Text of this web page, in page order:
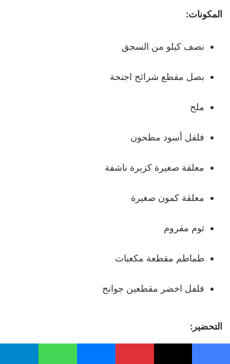
المكونات:
نصف كيلو من السجق
بصل مقطع شرائح اجنحة
ملح
فلفل أسود مطحون
معلقة صغيرة كزبرة ناشفة
معلقة كمون صغيرة
ثوم مفروم
طماطم مقطعة مكعبات
فلفل اخضر مقطعين جوانح
التحضير: